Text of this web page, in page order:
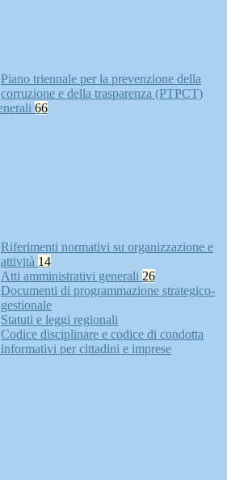
Piano triennale per la prevenzione della
corruzione e della trasparenza (PTPCT)
66
Riferimenti normativi su organizzazione e
attività 14
Atti amministrativi generali 26
Documenti di programmazione strategico-
gestionale
Statuti e leggi regionali
Codice disciplinare e codice di condotta
per cittadini e imprese